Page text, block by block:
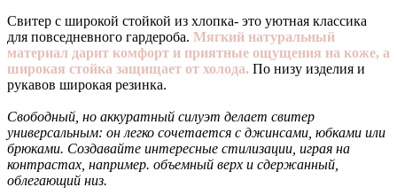
Свитер с широкой стойкой из хлопка- это уютная классика
для повседневного гардероба. Мягкий натуральный
материал дарит комфорт и приятные ощущения на коже, а
широкая стойка защищает от холода. По низу изделия и
рукавов широкая резинка.
Свободный, но аккуратный силуэт делает свитер
универсальным: он легко сочетается с джинсами, юбками или
брюками. Создавайте интересные стилизации, играя на
контрастах, например. объемный верх и сдержанный,
облегающий низ.